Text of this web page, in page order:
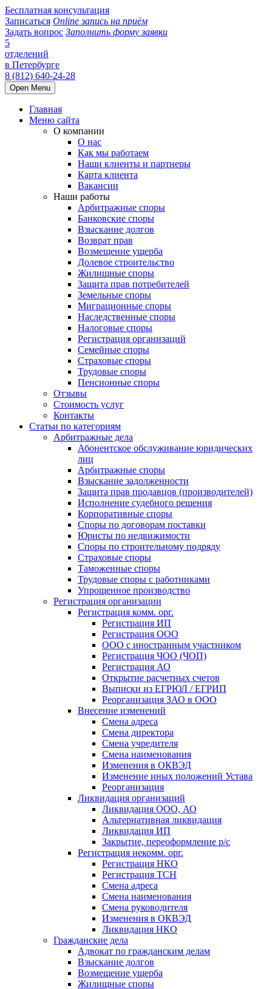
Бесплатная консультация
Записаться Online запись на приём
Задать вопрос Заполнить форму заявки
5
отделений
в Петербурге
8 (812) 640-24-28
Open Menu
Главная
Меню сайта
О компании
О нас
Как мы работаем
Наши клиенты и партнеры
Карта клиента
Вакансии
Наши работы
Арбитражные споры
Банковские споры
Взыскание долгов
Возврат прав
Возмещение ущерба
Долевое строительство
Жилищные споры
Защита прав потребителей
Земельные споры
Миграционные споры
Наследственные споры
Налоговые споры
Регистрация организаций
Семейные споры
Страховые споры
Трудовые споры
Пенсионные споры
Отзывы
Стоимость услуг
Контакты
Статьи по категориям
Арбитражные дела
Абонентское обслуживание юридических
лиц
Арбитражные споры
Взыскание задолженности
Защита прав продавцов (производителей)
Исполнение судебного решения
Корпоративные споры
Споры по договорам поставки
Юристы по недвижимости
Споры по строительному подряду
Страховые споры
Таможенные споры
Трудовые споры с работниками
Упрощенное производство
Регистрация организации
Регистрация комм. орг.
Регистрация ИП
Регистрация ООО
ООО с иностранным участником
Регистрация ЧОО (ЧОП)
Регистрация АО
Открытие расчетных счетов
Выписки из ЕГРЮЛ / ЕГРИП
Реорганизация ЗАО в ООО
Внесение изменений
Смена адреса
Смена директора
Cмена учредителя
Смена наименования
Изменения в ОКВЭД
Изменение иных положений Устава
Реорганизация
Ликвидация организаций
Ликвидация ООО, АО
Альтернативная ликвидация
Ликвидация ИП
Закрытие, переоформление р/с
Регистрация некомм. орг.
Регистрация НКО
Регистрация ТСН
Смена адреса
Смена наименования
Смена руководителя
Изменения в ОКВЭД
Ликвидация НКО
Гражданские дела
Адвокат по гражданским делам
Взыскание долгов
Возмещение ущерба
Жилищные споры